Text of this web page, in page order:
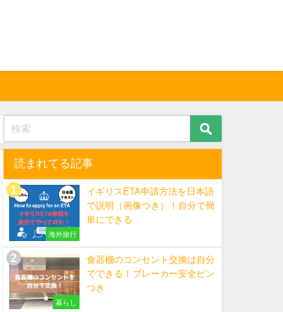
読まれてる記事
海外旅行
イギリスETA申請方法を日本語
で説明（画像つき）！自分で簡
単にできる
暮らし
食器棚のコンセント交換は自分
でできる！ブレーカー安全ピン
つき